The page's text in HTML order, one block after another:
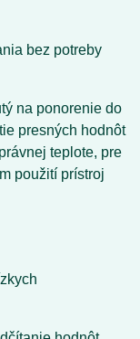
bez potreby
na ponorenie do
presných hodnôt
teplote, pre
použití prístroj